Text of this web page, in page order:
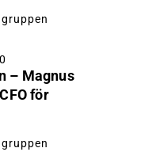
år, främst drivet
säsongsmässiga
en gradvis
under H2'26 i
förbättras och
orderstock ökar. I
– Magnus
för